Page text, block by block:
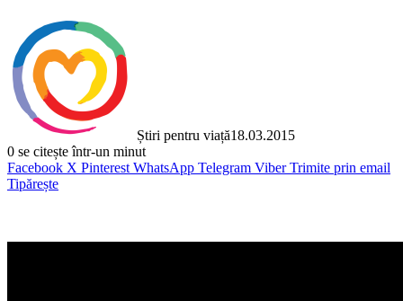
Știri pentru viață18.03.2015
0 se citește într-un minut
Facebook X Pinterest WhatsApp Telegram Viber Trimite prin email
Tipărește